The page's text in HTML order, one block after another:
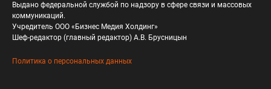
Выдано федеральной службой по надзору в сфере связи и массовых
коммуникаций.
Учредитель ООО «Бизнес Медия Холдинг»
Шеф-редактор (главный редактор) А.В. Брусницын
Политика о персональных данных